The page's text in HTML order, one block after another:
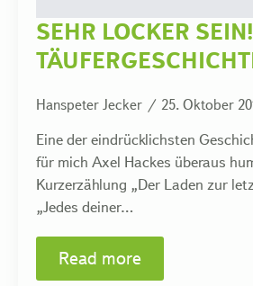
SEHR LOCKER
Hanspeter Jecker 25. Oktober
Eine der eindrücklichsten
für mich Axel Hackes überaus
Kurzerzählung „Der Laden zur
„Jedes deiner…
Read more